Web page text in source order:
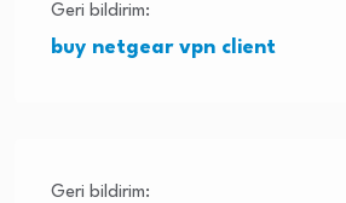
Geri bildirim:
buy netgear vpn client
Geri bildirim: